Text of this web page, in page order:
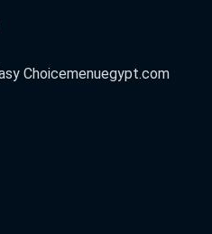
Choicemenuegypt.com